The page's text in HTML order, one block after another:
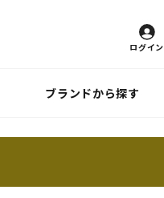
ログイン
ブランドから探す